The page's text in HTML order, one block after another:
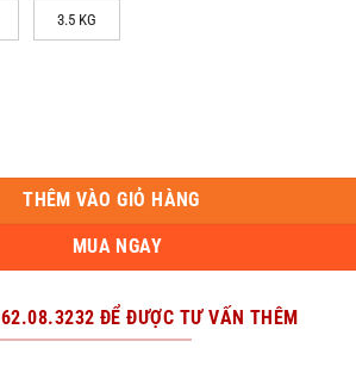
3.5 KG
lượng
THÊM VÀO GIỎ HÀNG
MUA NGAY
ĐỂ ĐƯỢC TƯ VẤN THÊM